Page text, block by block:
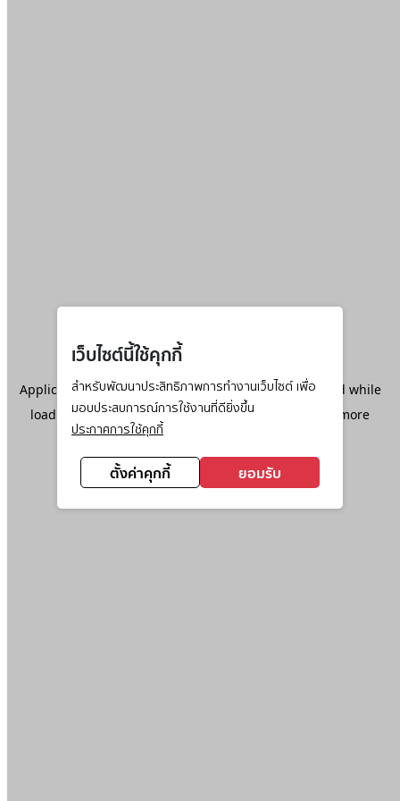
เว็บไซต์นี้ใช้คุกกี้
สำหรับพัฒนาประสิทธิภาพการทำงานเว็บไซต์ เพื่อ
มอบประสบการณ์การใช้งานที่ดียิ่งขึ้น
ประกาศการใช้คุกกี้
ตั้งค่าคุกกี้ ยอมรับ
Application error: aclient-side exception has occurred while
loadingwww.ktc.co.th(see the browser console
for more
information).